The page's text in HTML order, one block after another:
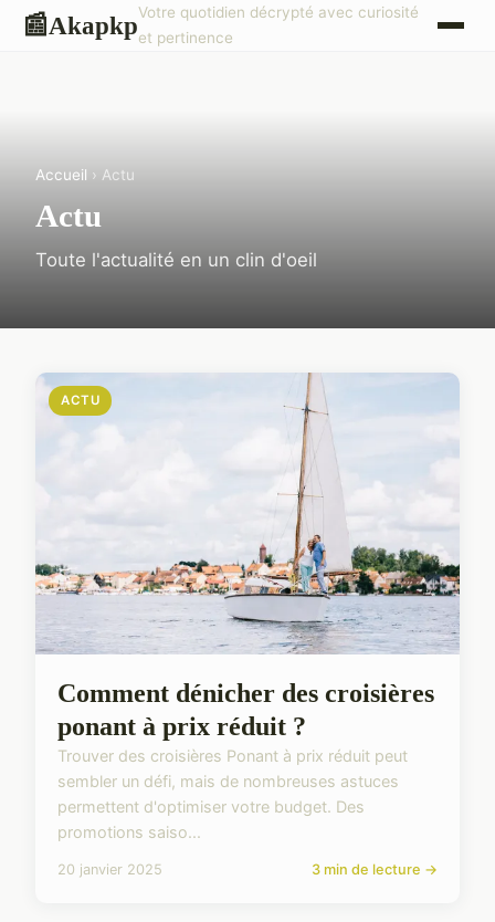
📰AkapkpVotre quotidien décrypté avec curiosité
et pertinence
Accueil › Actu
Actu
Toute l'actualité en un clin d'oeil
ACTU
Comment dénicher des croisières
ponant à prix réduit ?
Trouver des croisières Ponant à prix réduit peut
sembler un défi, mais de nombreuses astuces
permettent d'optimiser votre budget. Des
promotions saiso...
20 janvier 2025 3 min de lecture →